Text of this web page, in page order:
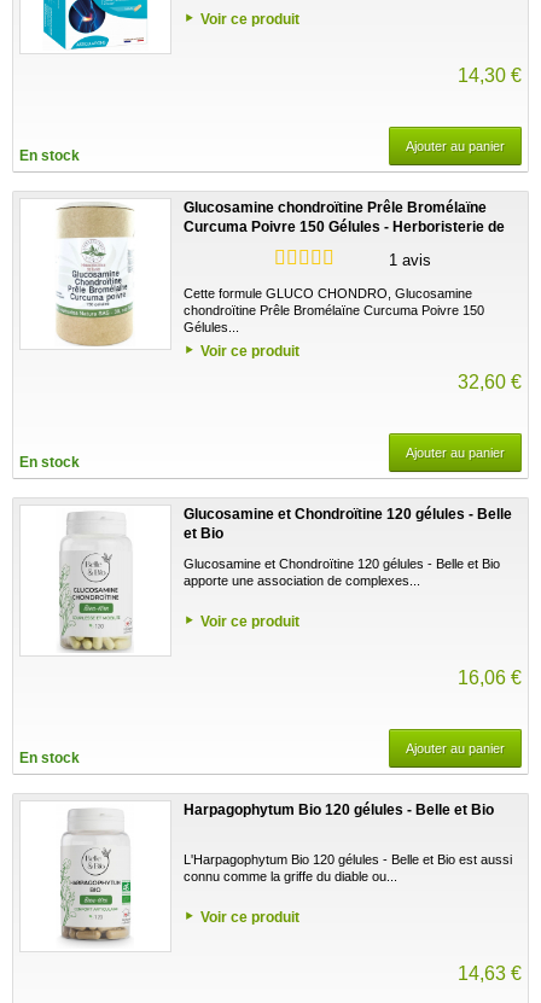
Voir ce produit
14,30 €
En stock
Ajouter au panier
Glucosamine chondroïtine Prêle Bromélaïne
Curcuma Poivre 150 Gélules - Herboristerie de
1 avis
Cette formule GLUCO CHONDRO, Glucosamine
chondroïtine Prêle Bromélaïne Curcuma Poivre 150
Gélules...
Voir ce produit
32,60 €
En stock
Ajouter au panier
Glucosamine et Chondroïtine 120 gélules - Belle
et Bio
Glucosamine et Chondroïtine 120 gélules - Belle et Bio
apporte une association de complexes...
Voir ce produit
16,06 €
En stock
Ajouter au panier
Harpagophytum Bio 120 gélules - Belle et Bio
L'Harpagophytum Bio 120 gélules - Belle et Bio est aussi
connu comme la griffe du diable ou...
Voir ce produit
14,63 €